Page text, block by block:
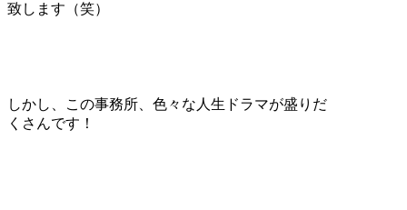
致します（笑）
しかし、この事務所、色々な人生ドラマが盛りだ
くさんです！